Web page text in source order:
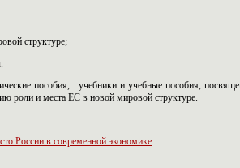
структуре;
пособия, учебники и учебные пособия,
роли и места ЕС в новой мировой структуре.
России в современной экономике.